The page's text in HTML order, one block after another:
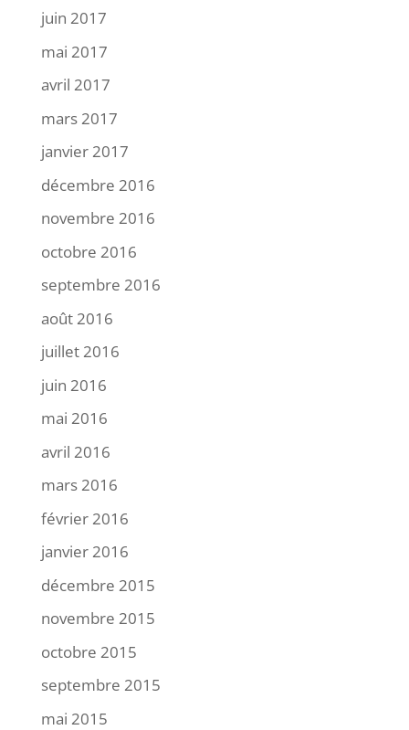
juin 2017
mai 2017
avril 2017
mars 2017
janvier 2017
décembre 2016
novembre 2016
octobre 2016
septembre 2016
août 2016
juillet 2016
juin 2016
mai 2016
avril 2016
mars 2016
février 2016
janvier 2016
décembre 2015
novembre 2015
octobre 2015
septembre 2015
mai 2015